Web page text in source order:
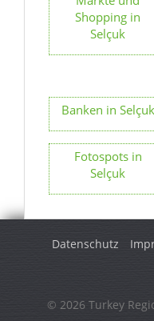
Banken in Selçuk
Datenschutz
© 2026 Turkey